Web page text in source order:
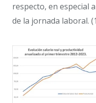
respecto, en especial
de la jornada laboral.